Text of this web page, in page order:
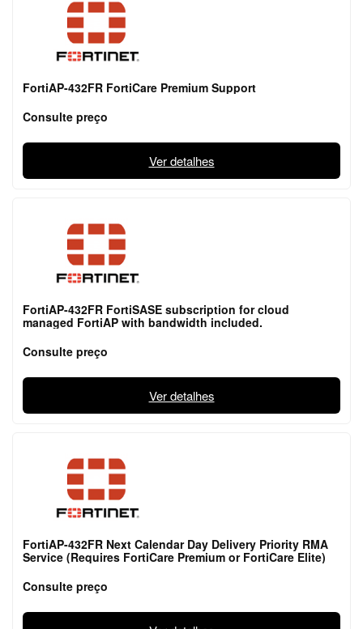
FortiAP-432FR FortiCare Premium Support
Consulte preço
Ver detalhes
FortiAP-432FR FortiSASE subscription for cloud
managed FortiAP with bandwidth included.
Consulte preço
Ver detalhes
FortiAP-432FR Next Calendar Day Delivery Priority RMA
Service (Requires FortiCare Premium or FortiCare Elite)
Consulte preço